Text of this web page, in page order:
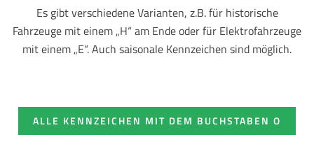
Es gibt verschiedene Varianten, z.B. für historische
Fahrzeuge mit einem „H“ am Ende oder für Elektrofahrzeuge
mit einem „E“. Auch saisonale Kennzeichen sind möglich.
ALLE KENNZEICHEN MIT DEM BUCHSTABEN O